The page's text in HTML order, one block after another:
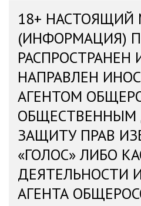
18+ НАСТОЯЩИЙ
(ИНФОРМАЦИЯ)
РАСПРОСТРАНЕН
НАПРАВЛЕН
АГЕНТОМ
ЗАЩИТУ ПРАВ
«ГОЛОС» ЛИБО
ДЕЯТЕЛЬНОСТИ
АГЕНТА